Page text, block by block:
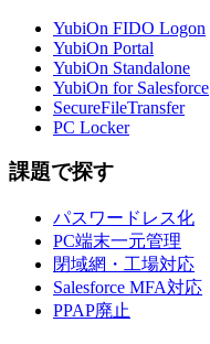
YubiOn FIDO Logon
YubiOn Portal
YubiOn Standalone
YubiOn for Salesforce
SecureFileTransfer
PC Locker
課題で探す
パスワードレス化
PC端末一元管理
閉域網・工場対応
Salesforce MFA対応
PPAP廃止